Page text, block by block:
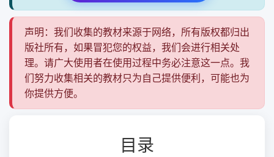
声明：我们收集的教材来源于网络，所有版权都归出
版社所有，如果冒犯您的权益，我们会进行相关处
理。请广大使用者在使用过程中务必注意这一点。我
们努力收集相关的教材只为自己提供便利，可能也为
你提供方便。
目录